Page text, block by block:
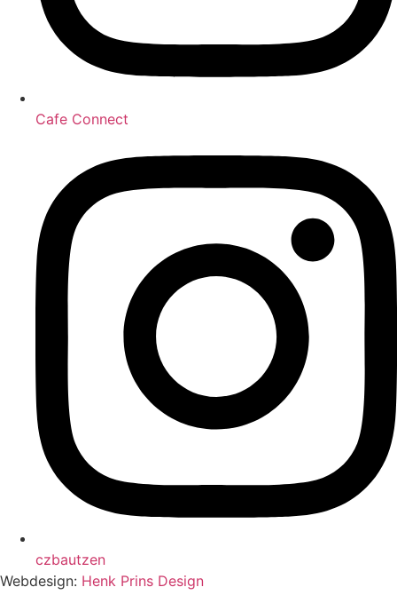
Cafe Connect
czbautzen
Webdesign: Henk Prins Design